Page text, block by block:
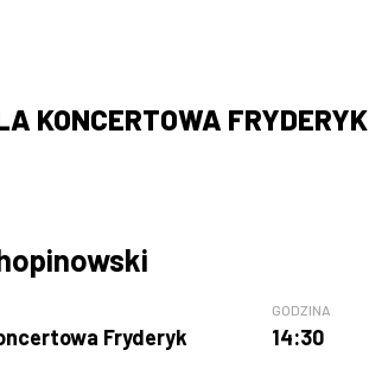
KONCERTOWA FRYDERYK
Fryderyk
GODZINA
14:30